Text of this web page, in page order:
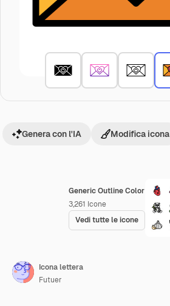
Generic Outline Color
3,261 Icone
Vedi tutte le icone
Genera con l'IA Modifica icona
Icona lettera
Futuer